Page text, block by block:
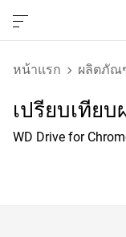
หน้าแรก ผลิตภัณ
เปรียบเทีย
WD Drive for